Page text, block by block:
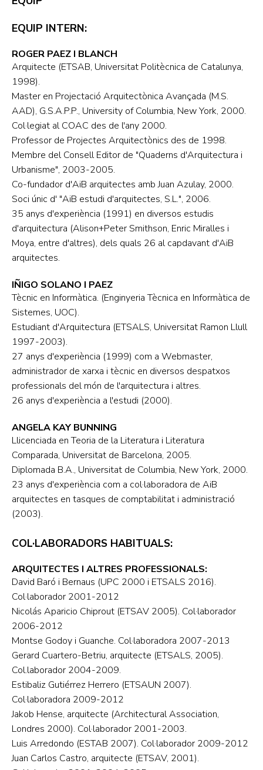
EQUIP INTERN:
ROGER PAEZ I BLANCH
Arquitecte (ETSAB, Universitat Politècnica de Catalunya,
1998).
Master en Projectació Arquitectònica Avançada (M.S.
AAD), G.S.A.P.P., University of Columbia, New York, 2000.
Col·legiat al COAC des de l'any 2000.
Professor de Projectes Arquitectònics des de 1998.
Membre del Consell Editor de "Quaderns d'Arquitectura i
Urbanisme", 2003-2005.
Co-fundador d'AiB arquitectes amb Juan Azulay, 2000.
Soci únic d' "AiB estudi d'arquitectes, S.L.", 2006.
35 anys d'experiència (1991) en diversos estudis
d'arquitectura (Alison+Peter Smithson, Enric Miralles i
Moya, entre d'altres), dels quals 26 al capdavant d'AiB
arquitectes.
IÑIGO SOLANO I PAEZ
Tècnic en Informàtica. (Enginyeria Tècnica en Informàtica de
Sistemes, UOC).
Estudiant d'Arquitectura (ETSALS, Universitat Ramon Llull
1997-2003).
27 anys d'experiència (1999) com a Webmaster,
administrador de xarxa i tècnic en diversos despatxos
professionals del món de l'arquitectura i altres.
26 anys d'experiència a l'estudi (2000).
ANGELA KAY BUNNING
Llicenciada en Teoria de la Literatura i Literatura
Comparada, Universitat de Barcelona, 2005.
Diplomada B.A., Universitat de Columbia, New York, 2000.
23 anys d'experiència com a col·laboradora de AiB
arquitectes en tasques de comptabilitat i administració
(2003).
COL·LABORADORS HABITUALS:
ARQUITECTES I ALTRES PROFESSIONALS:
David Baró i Bernaus (UPC 2000 i ETSALS 2016).
Col·laborador 2001-2012
Nicolás Aparicio Chiprout (ETSAV 2005). Col·laborador
2006-2012
Montse Godoy i Guanche. Col·laboradora 2007-2013
Gerard Cuartero-Betriu, arquitecte (ETSALS, 2005).
Col.laborador 2004-2009.
Estibaliz Gutiérrez Herrero (ETSAUN 2007).
Col·laboradora 2009-2012
Jakob Hense, arquitecte (Architectural Association,
Londres 2000). Col·laborador 2001-2003.
Luis Arredondo (ESTAB 2007). Col·laborador 2009-2012
Juan Carlos Castro, arquitecte (ETSAV, 2001).